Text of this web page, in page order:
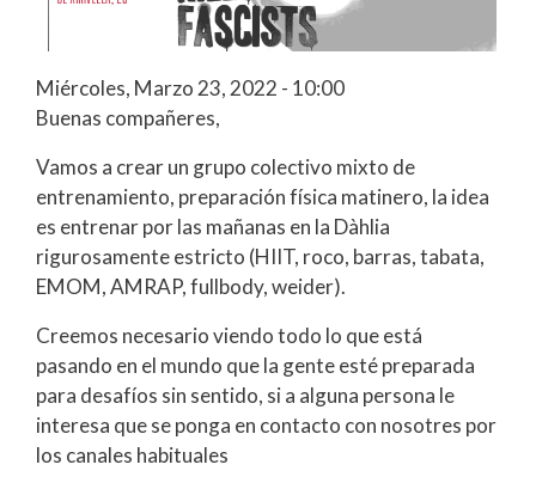
Miércoles, Marzo 23, 2022 - 10:00
Buenas compañeres,
Vamos a crear un grupo colectivo mixto de
entrenamiento, preparación física matinero, la idea
es entrenar por las mañanas en la Dàhlia
rigurosamente estricto (HIIT, roco, barras, tabata,
EMOM, AMRAP, fullbody, weider).
Creemos necesario viendo todo lo que está
pasando en el mundo que la gente esté preparada
para desafíos sin sentido, si a alguna persona le
interesa que se ponga en contacto con nosotres por
los canales habituales